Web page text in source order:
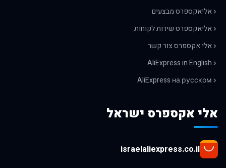
אליאקספרס מבצעים
אליאקספרס שירות לקוחות
אלי אקספרס צור קשר
AliExpress in English
AliExpress на русском
אלי אקספרס ישראל
israelaliexpress.co.il